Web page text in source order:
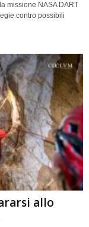
missione NASA DART
contro possibili
allo